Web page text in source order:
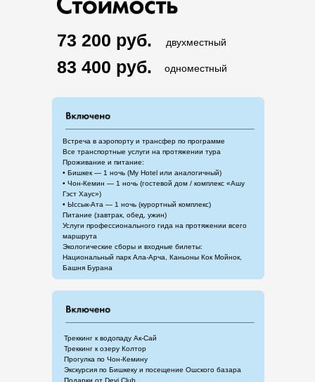
73 200 руб.
83 400 руб.
двухместный
одноместный
Встреча в аэропорту и трансфер по программе
Все транспортные услуги на протяжении тура
Проживание и питание:
• Бишкек — 1 ночь (My Hotel или аналогичный)
• Чон-Кемин — 1 ночь (гостевой дом / комплекс «Ашу
Гэст Хаус»)
• Ыссык-Ата — 1 ночь (курортный комплекс)
Питание (завтрак, обед, ужин)
Услуги профессионального гида на протяжении всего
маршрута
Экологические сборы и входные билеты:
Национальный парк Ала-Арча, Каньоны Кок Мойнок,
Башня Бурана
Треккинг к водопаду Ак-Сай
Треккинг к озеру Колтор
Прогулка по Чон-Кемину
Экскурсия по Бишкеку и посещение Ошского базара
Подарки от Devi Club